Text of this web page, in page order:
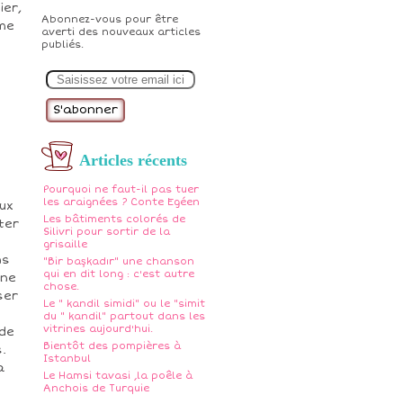
Abonnez-vous pour être
averti des nouveaux articles
publiés.
m
Articles récents
Pourquoi ne faut-il pas tuer
les araignées ? Conte Egéen
Les bâtiments colorés de
Silivri pour sortir de la
grisaille
"Bir başkadır" une chanson
qui en dit long : c'est autre
chose.
Le " kandil simidi" ou le "simit
du " kandil" partout dans les
vitrines aujourd'hui.
Bientôt des pompières à
Istanbul
Le Hamsi tavasi ,la poêle à
Anchois de Turquie